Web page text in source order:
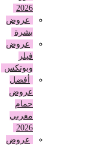
عروض
بشرة
عروض
وبوتكس
أفضل
عروض
حمام
مغربي
عروض